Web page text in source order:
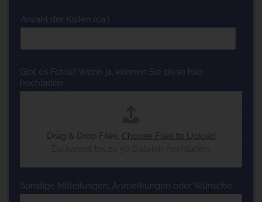
Anzahl der Kisten (ca.)
Gibt es Fotos? Wenn ja, können Sie diese hier
hochladen. *
Drag & Drop Files, Choose Files to Upload
Sonstige Mitteilungen, Anmerkungen oder Wünsche